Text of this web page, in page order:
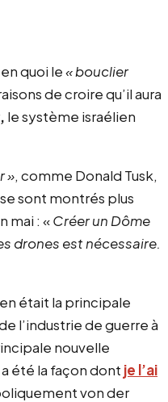
quoi le« bouclier
de croire qu’il aura
, le système israélien
», comme Donald Tusk,
sont montrés plus
mai : «Créer un Dôme
drones est nécessaire.
était la principale
l’industrie de guerre à
nouvelle
été la façon dont je l’ai
von der